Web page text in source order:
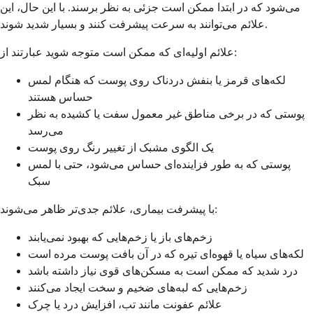
می‌شود که در ابتدا ممکن است جزئی به نظر برسند. با این حال، این
علائم می‌توانند به سرعت پیشرفت کنند و بسیار شدید شوند.
علائم اولیه‌ای که ممکن است متوجه شوید عبارتند از:
لکه‌های قرمز یا بنفش دردناک روی پوست که هنگام لمس
حساس هستند
پوستی که در برخی مناطق غیر معمول سفت یا کشیده به نظر
می‌رسد
یک الگوی مشبک از تغییر رنگ روی پوست
پوستی که به طور فزاینده‌ای حساس می‌شود، حتی با لمس
سبک
با پیشرفت بیماری، علائم جدی‌تر ظاهر می‌شوند:
زخم‌های باز یا زخم‌هایی که بهبود نمی‌یابند
لکه‌های سیاه یا قهوه‌ای تیره که در آن بافت پوست مرده است
درد شدید که ممکن است به مسکن‌های قوی نیاز داشته باشد
زخم‌هایی که لبه‌های ضخیم و سخت ایجاد می‌کنند
علائم عفونت مانند تب، افزایش درد یا چرک